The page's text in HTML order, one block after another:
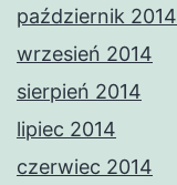
październik 2014
wrzesień 2014
sierpień 2014
lipiec 2014
czerwiec 2014